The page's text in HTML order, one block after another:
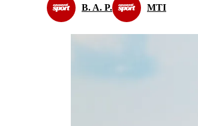
B. A. P. MTI